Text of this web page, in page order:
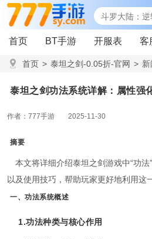
首页 BT手游 开服表 客
首页 > 泰坦之剑-0.05折-官网 >
泰坦之剑功法系统详解：属性强
作者：777手游 2025-11-30
摘要
本文将详细介绍泰坦之剑游戏中“功
以及使用技巧，帮助玩家更好地利用这
一、功法系统概述
1.功法种类与核心作用